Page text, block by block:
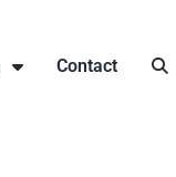
Contact